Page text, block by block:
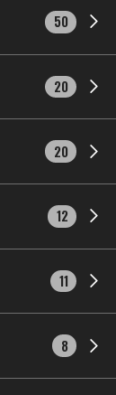
50
20
20
12
11
8